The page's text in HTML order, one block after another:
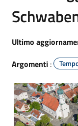
Ultimo
Argomenti :